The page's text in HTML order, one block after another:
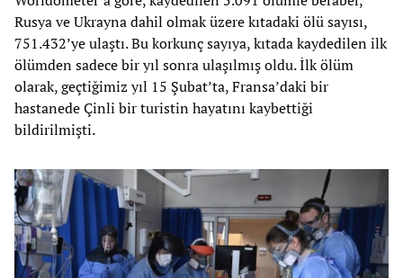
Rusya ve Ukrayna dahil olmak üzere kıtadaki ölü sayısı,
751.432’ye ulaştı. Bu korkunç sayıya, kıtada kaydedilen ilk
ölümden sadece bir yıl sonra ulaşılmış oldu. İlk ölüm
olarak, geçtiğimiz yıl 15 Şubat’ta, Fransa’daki bir
hastanede Çinli bir turistin hayatını kaybettiği
bildirilmişti.